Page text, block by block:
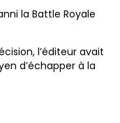
la Battle Royale
l’éditeur avait
d’échapper à la